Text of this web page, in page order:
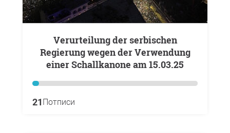
Verurteilung der serbischen
Regierung wegen der Verwendung
einer Schallkanone am 15.03.25
21 Потписи